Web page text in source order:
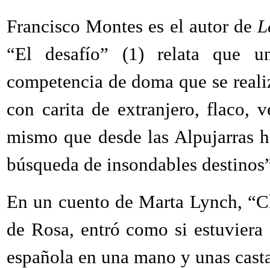
Francisco Montes es el autor de
“El desafío” (1) relata que
competencia de doma que se
con carita de extranjero, flaco,
mismo que desde las Alpujarras
búsqueda de insondables
En un cuento de Marta Lynch,
de Rosa, entró como si
española en una mano y unas